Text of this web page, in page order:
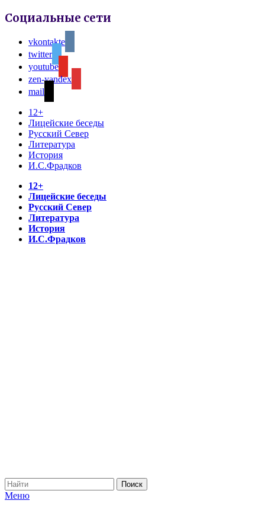
Социальные сети
vkontakte
twitter
youtube
zen-yandex
mail
12+
Лицейские беседы
Русский Север
Литература
История
И.С.Фрадков
12+
Лицейские беседы
Русский Север
Литература
История
И.С.Фрадков
Меню